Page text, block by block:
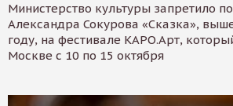
Министерство культуры запретило
Александра Сокурова «Сказка»,
году, на фестивале КАРО.Арт,
Москве с 10 по 15 октября